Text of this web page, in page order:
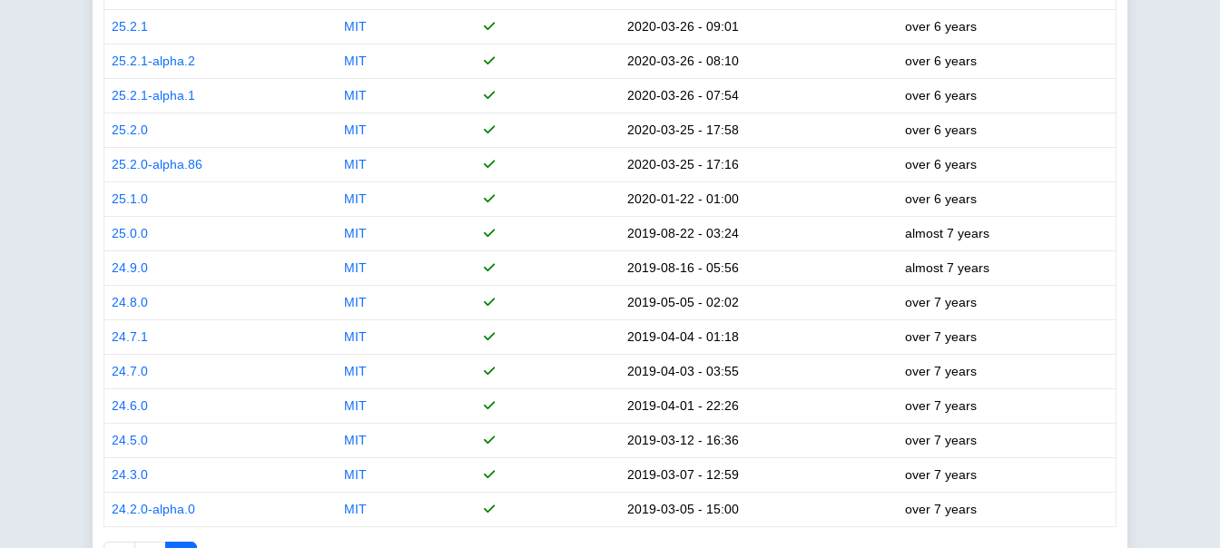
25.2.1 MIT 2020-03-26 - 09:01 over 6 years
25.2.1-alpha.2 MIT 2020-03-26 - 08:10 over 6 years
25.2.1-alpha.1 MIT 2020-03-26 - 07:54 over 6 years
25.2.0 MIT 2020-03-25 - 17:58 over 6 years
25.2.0-alpha.86 MIT 2020-03-25 - 17:16 over 6 years
25.1.0 MIT 2020-01-22 - 01:00 over 6 years
25.0.0 MIT 2019-08-22 - 03:24 almost 7 years
24.9.0 MIT 2019-08-16 - 05:56 almost 7 years
24.8.0 MIT 2019-05-05 - 02:02 over 7 years
24.7.1 MIT 2019-04-04 - 01:18 over 7 years
24.7.0 MIT 2019-04-03 - 03:55 over 7 years
24.6.0 MIT 2019-04-01 - 22:26 over 7 years
24.5.0 MIT 2019-03-12 - 16:36 over 7 years
24.3.0 MIT 2019-03-07 - 12:59 over 7 years
24.2.0-alpha.0 MIT 2019-03-05 - 15:00 over 7 years